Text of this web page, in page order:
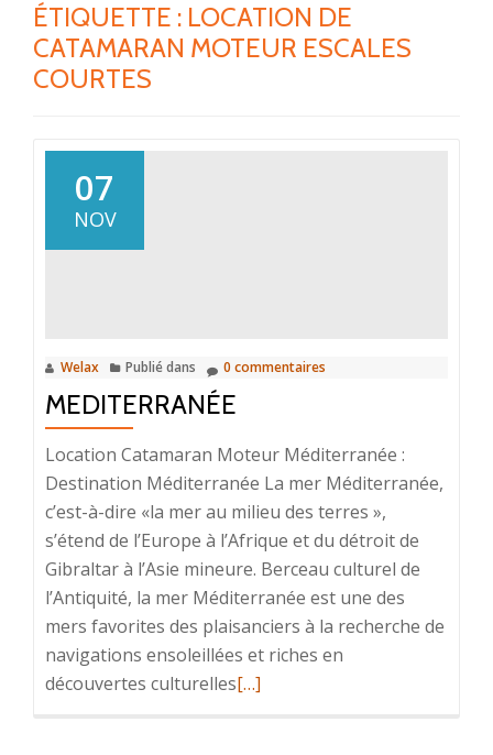
ÉTIQUETTE : LOCATION DE
CATAMARAN MOTEUR ESCALES
COURTES
07
NOV
Welax Publié dans 0 commentaires
MEDITERRANÉE
Location Catamaran Moteur Méditerranée :
Destination Méditerranée La mer Méditerranée,
c’est-à-dire «la mer au milieu des terres »,
s’étend de l’Europe à l’Afrique et du détroit de
Gibraltar à l’Asie mineure. Berceau culturel de
l’Antiquité, la mer Méditerranée est une des
mers favorites des plaisanciers à la recherche de
navigations ensoleillées et riches en
découvertes culturellesEn
[…]